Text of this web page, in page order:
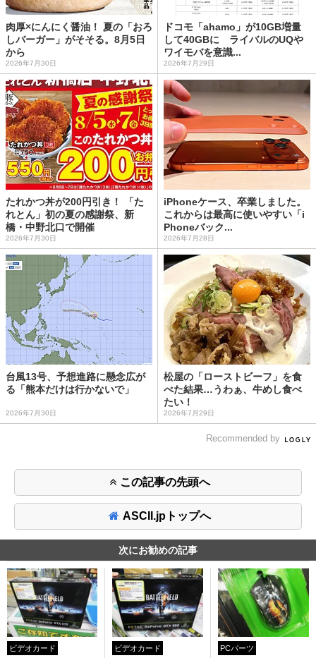
肉厚×にんにく醤油！ 夏の「おろ
しバーガー」がそそる。8月5日
から
2026年7月30日
ドコモ「ahamo」が10GB増量
して40GBに ライバルのUQや
ワイモバを意識...
2026年7月29日
たれかつ丼が200円引き！ 「た
れとん」初の夏の感謝祭、新
橋・中野北口で開催
2026年7月30日
iPhoneケース、卒業しました。
これからは最高に使いやすい「i
Phoneバック...
2026年7月28日
台風13号、予想進路に懸念広が
る「熊本だけは行かないで」
2026年7月30日
松屋の「ローストビーフ」を食
べた結果…うわぁ、牛めし食べ
たい！
2026年7月29日
Recommended by
この記事の先頭へ
ASCII.jpトップへ
次にお勧めの記事
ビデオカード ビデオカード PCパーツ